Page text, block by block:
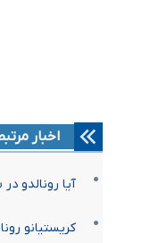
اخبار
آیا رونالدو
کریستیانو